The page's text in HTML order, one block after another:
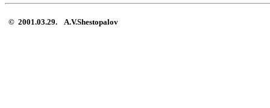
© 2001.03.29. A.V.Shestopalov